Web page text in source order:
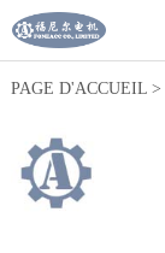
PAGE D'ACCUEIL>